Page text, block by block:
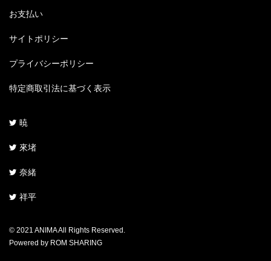
お支払い
サイトポリシー
プライバシーポリシー
特定商取引法に基づく表示
暁
來堵
奈緒
祥平
© 2021 ANIMA All Rights Reserved.
Powered by ROM SHARING